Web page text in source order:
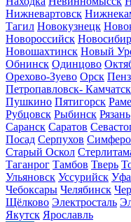
Нижневартовск
Тагил Новокузнецк
Новороссийск
Новошахтинск Новый
Обнинск Одинцово
Орехово-Зуево Орск
Петропавловск-
Пушкино Пятигорск
Рубцовск Рыбинск Рязань
Саранск Саратов
Посад Серпухов
Старый Оскол
Таганрог Тамбов Тверь
Ульяновск Уссурийск Уфа
Чебоксары Челябинск
Щёлково Электросталь
Якутск Ярославль